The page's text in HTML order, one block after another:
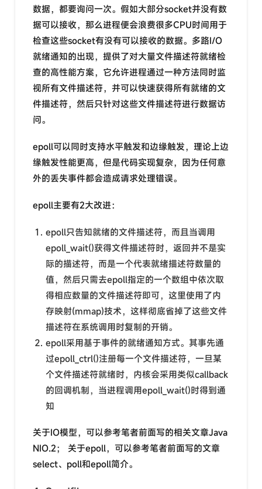
数据，都要询问一次。假如大部分socket并没有数
据可以接收，那么进程便会浪费很多CPU时间用于
检查这些socket有没有可以接收的数据。多路I/O
就绪通知的出现，提供了对大量文件描述符就绪检
查的高性能方案，它允许进程通过一种方法同时监
视所有文件描述符，并可以快速获得所有就绪的文
件描述符，然后只针对这些文件描述符进行数据访
问。
epoll可以同时支持水平触发和边缘触发，理论上边
缘触发性能更高，但是代码实现复杂，因为任何意
外的丢失事件都会造成请求处理错误。
epoll主要有2大改进：
epoll只告知就绪的文件描述符，而且当调用
epoll_wait()获得文件描述符时，返回并不是实
际的描述符，而是一个代表就绪描述符数量的
值，然后只需去epoll指定的一个数组中依次取
得相应数量的文件描述符即可，这里使用了内
存映射(mmap)技术，这样彻底省掉了这些文件
描述符在系统调用时复制的开销。
epoll采用基于事件的就绪通知方式。其事先通
过epoll_ctrl()注册每一个文件描述符，一旦某
个文件描述符就绪时，内核会采用类似callback
的回调机制，当进程调用epoll_wait()时得到通
知
关于IO模型，可以参考笔者前面写的相关文章Java
NIO.2； 关于epoll，可以参考笔者前面写的文章
select、poll和epoll简介。